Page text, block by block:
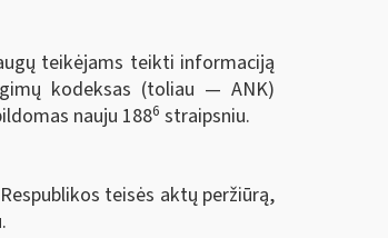
teikėjams teikti informaciją
kodeksas (toliau — ANK)
nauju 1886 straipsniu.
teisės aktų peržiūrą,